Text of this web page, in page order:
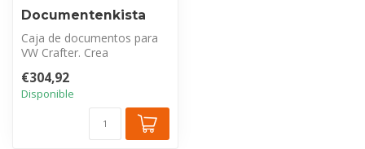
Documentenkista
Caja de documentos para
VW Crafter. Crea
organizado entre l...
€304,92
Disponible